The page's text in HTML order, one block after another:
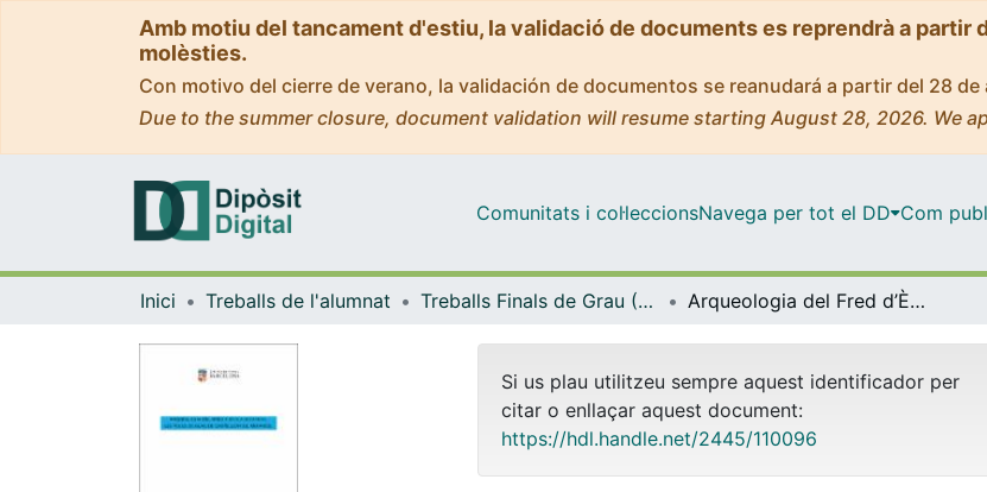
Amb motiu del tancament d'estiu, la validació de documents es reprendrà a partir
molèsties.
Con motivo del cierre de verano, la validación de documentos se reanudará a partir del 28
Due to the summer closure, document validation will resume starting August 28, 2026. We
Comunitats i col·leccionsNavega per tot el DD Com
Inici Treballs de l'alumnat Treballs Finals de Grau (TFG) - Arqueologia Arqueologia del Fred d’Època Moderna. Les Poues de glaç de Castellcir, (El Moianès)
Si us plau utilitzeu sempre aquest identificador per
citar o enllaçar aquest document:
https://hdl.handle.net/2445/110096